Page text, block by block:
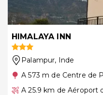
HIMALAYA INN
Palampur, Inde
A 573 m de Centre de
A 25.9 km de Aéroport